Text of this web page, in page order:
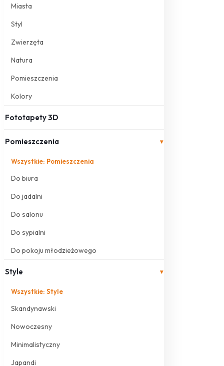
Miasta
Styl
Zwierzęta
Natura
Pomieszczenia
Kolory
Fototapety 3D
Pomieszczenia ▾
Wszystkie: Pomieszczenia
Do biura
Do jadalni
Do salonu
Do sypialni
Do pokoju młodzieżowego
Style ▾
Wszystkie: Style
Skandynawski
Nowoczesny
Minimalistyczny
Japandi